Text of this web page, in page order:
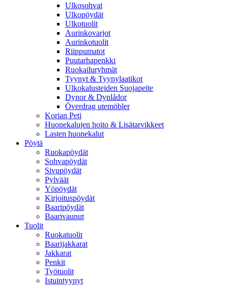
Ulkosohvat
Ulkopöydät
Ulkotuolit
Aurinkovarjot
Aurinkotuolit
Riippumatot
Puutarhapenkki
Ruokailuryhmät
Tyynyt & Tyynylaatikot
Ulkokalusteiden Suojapeite
Dynor & Dynlådor
Överdrag utemöbler
Korian Peti
Huonekalujen hoito & Lisätarvikkeet
Lasten huonekalut
Pöytä
Ruokapöydät
Sohvapöydät
Sivupöydät
Pylväät
Yöpöydät
Kirjoituspöydät
Baaripöydät
Baarivaunut
Tuolit
Ruokatuolit
Baarijakkarat
Jakkarat
Penkit
Työtuolit
Istuintyynyt